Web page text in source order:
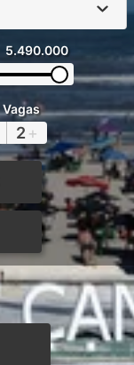
5.490.000
Vagas
2 +